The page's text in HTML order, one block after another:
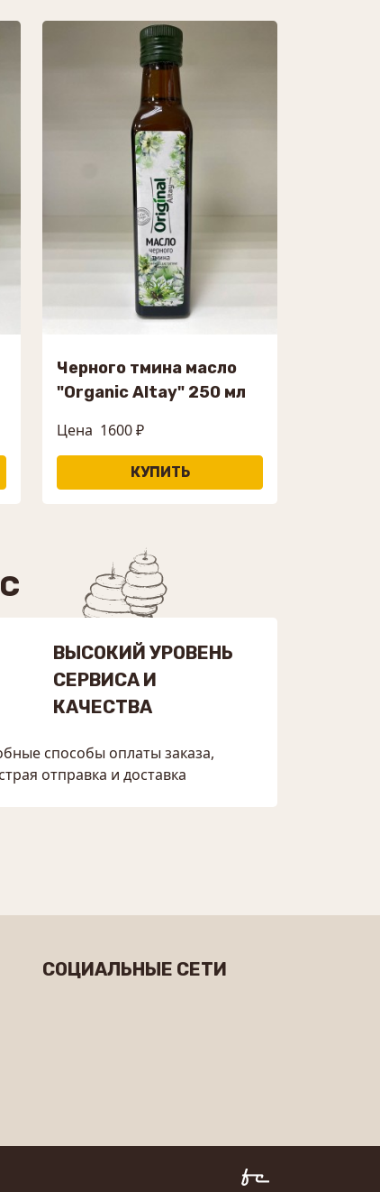
Черного тмина масло
"Organic Altay" 250 мл
Цена 1600 ₽
ВЫСОКИЙ УРОВЕНЬ
СЕРВИСА И
КАЧЕСТВА
способы оплаты заказа,
отправка и доставка
СОЦИАЛЬНЫЕ СЕТИ